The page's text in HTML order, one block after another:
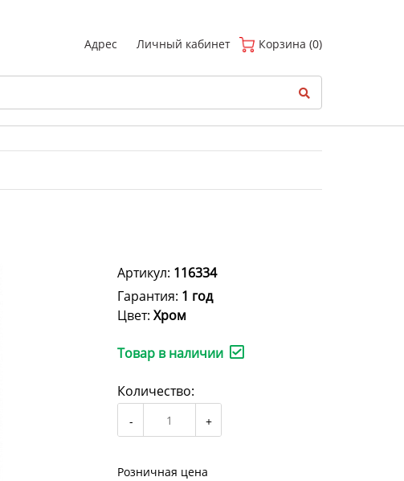
Адрес Личный кабинет Корзина (0)
Артикул: 116334
Гарантия: 1 год
Цвет: Хром
Товар в наличии
Количество:
Розничная цена